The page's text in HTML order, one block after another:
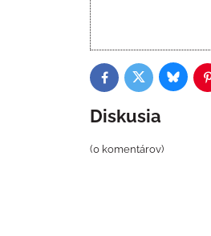
FacebookTwitterBluesky
Diskusia
(0 komentárov)